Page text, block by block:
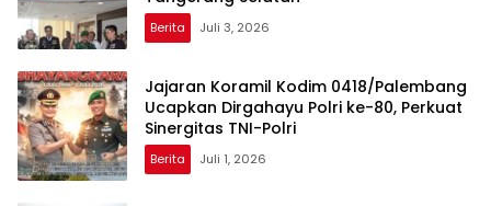
Berita Juli 3, 2026
Jajaran Koramil Kodim 0418/Palembang
Ucapkan Dirgahayu Polri ke-80, Perkuat
Sinergitas TNI-Polri
Berita Juli 1, 2026